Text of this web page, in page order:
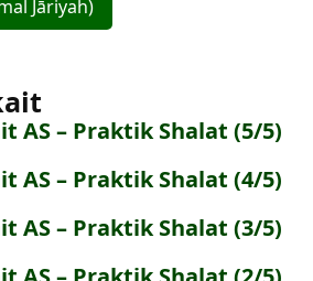
Jāriyah)
AS – Praktik Shalat (5/5)
AS – Praktik Shalat (4/5)
AS – Praktik Shalat (3/5)